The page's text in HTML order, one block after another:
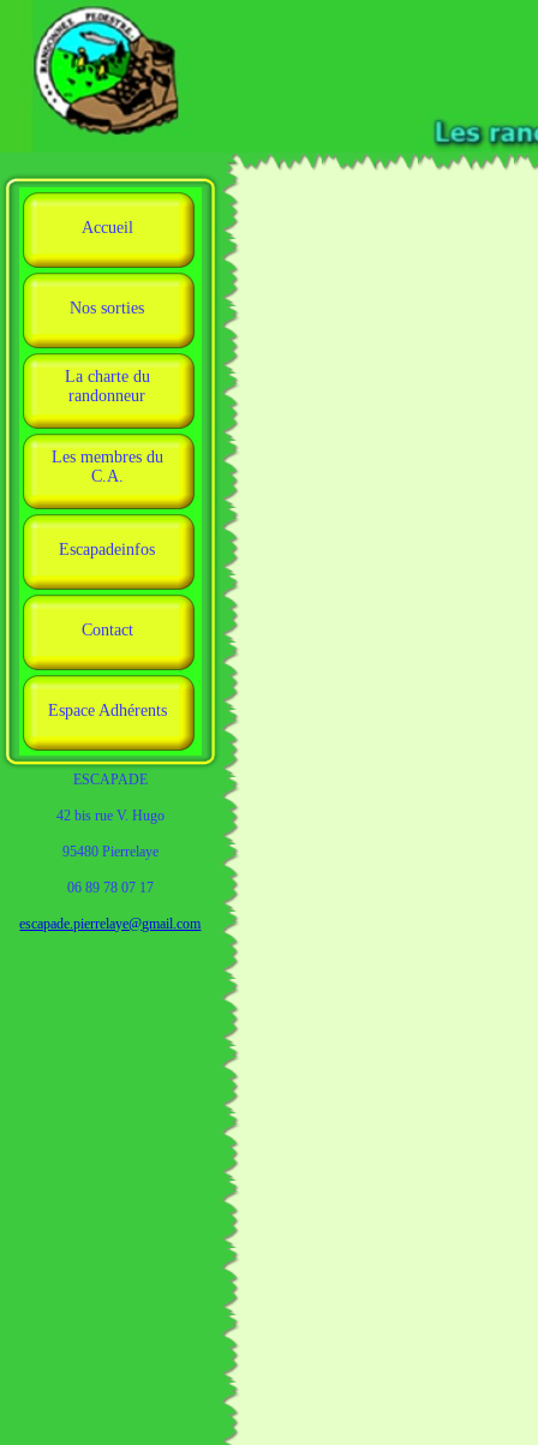
Accueil
Nos sorties
La charte du
randonneur
Les membres du
C.A.
Escapadeinfos
Contact
Espace Adhérents
ESCAPADE
42 bis rue V. Hugo
95480 Pierrelaye
06 89 78 07 17
escapade.pierrelaye@gmail.com